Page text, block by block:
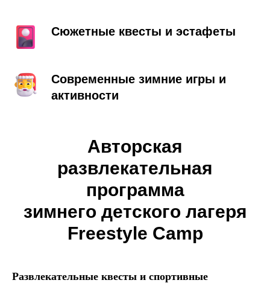
Сюжетные квесты и эстафеты
Современные зимние игры и
активности
Авторская
развлекательная
программа
зимнего детского лагеря
Freestyle Camp
Развлекательные квесты и спортивные